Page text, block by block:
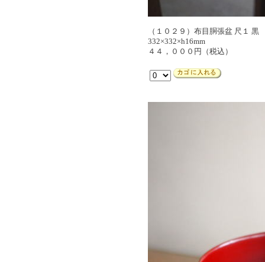
（１０２９）布目胴張盆 尺１ 黒
332×332×h16mm
４４，０００円（税込）